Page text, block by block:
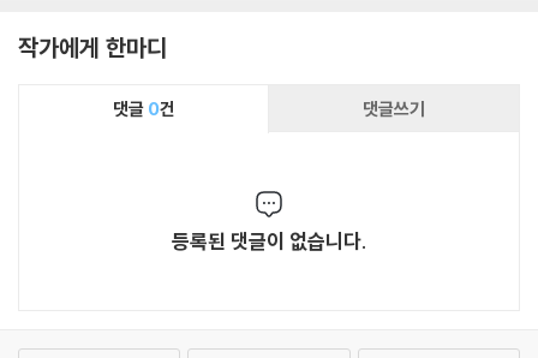
작가에게 한마디
댓글 0건 댓글쓰기
등록된 댓글이 없습니다.